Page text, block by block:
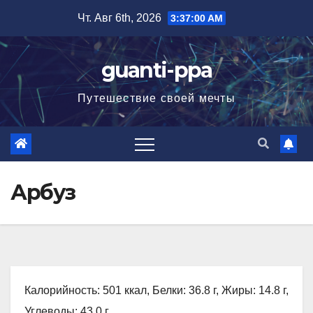
содержимому
Чт. Авг 6th, 2026 3:37:02 AM
guanti-ppa
Путешествие своей мечты
Арбуз
Калорийность: 501 ккал, Белки: 36.8 г, Жиры: 14.8 г,